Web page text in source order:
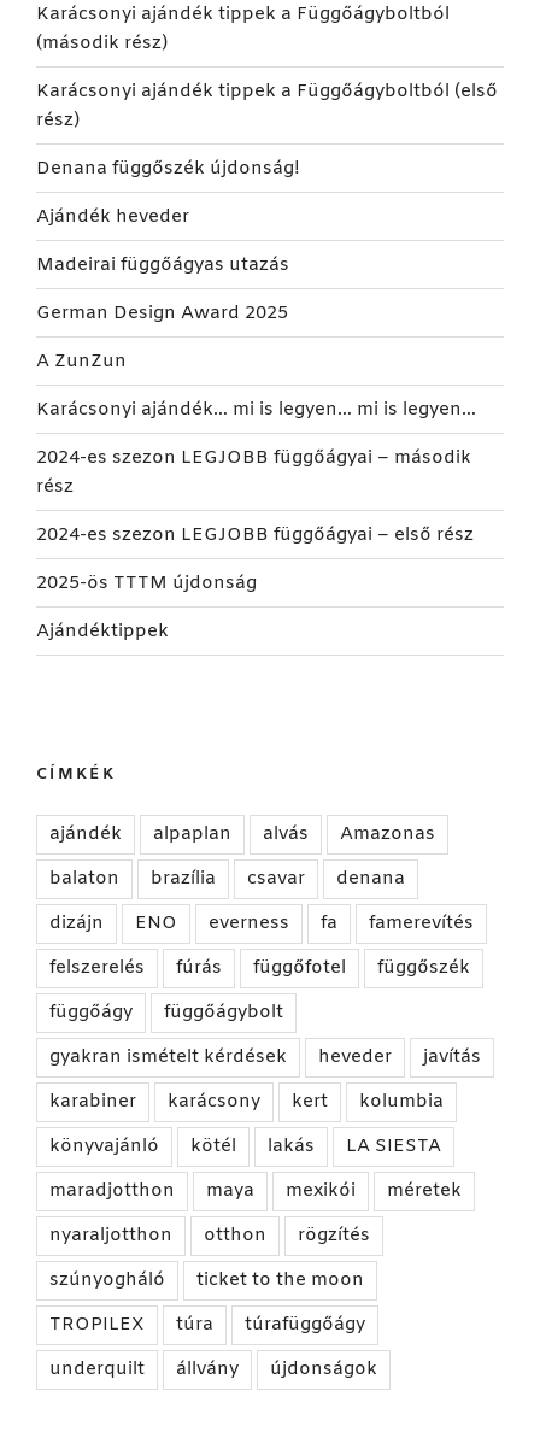
Karácsonyi ajándék tippek a Függőágyboltból
(második rész)
Karácsonyi ajándék tippek a Függőágyboltból (első
rész)
Denana függőszék újdonság!
Ajándék heveder
Madeirai függőágyas utazás
German Design Award 2025
A ZunZun
Karácsonyi ajándék… mi is legyen… mi is legyen…
2024-es szezon LEGJOBB függőágyai – második
rész
2024-es szezon LEGJOBB függőágyai – első rész
2025-ös TTTM újdonság
Ajándéktippek
CÍMKÉK
ajándék alpaplan alvás
Amazonas
balaton
brazília csavar
denana
dizájn
ENO everness fa
famerevítés
felszerelés
fúrás függőfotel
függőszék
függőágy
függőágybolt
gyakran ismételt kérdések
heveder
javítás
karabiner
karácsony kert
kolumbia
könyvajánló
kötél lakás
LA SIESTA
maradjotthon
maya mexikói
méretek
nyaraljotthon
otthon
rögzítés
szúnyogháló
ticket to the moon
TROPILEX
túra
túrafüggőágy
underquilt
állvány újdonságok